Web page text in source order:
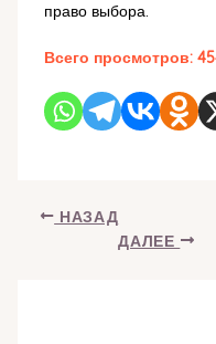
право выбора.
Всего просмотров:
НАЗАД
ДАЛЕЕ